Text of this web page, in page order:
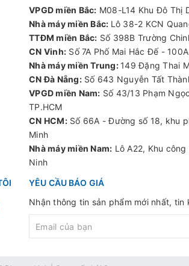
VPGD miền Bắc: M08-L14 Khu Đô Thị
Nhà máy miền Bắc: Lô 38-2 KCN
TTĐM miền Bắc: Số 398B Trường
CN Vinh: Số 7A Phố Mai Hắc Đế -
Nhà máy miền Trung: 149 Đặng Thai
CN Đà Nẵng:Số 643 Nguyễn Tất
VPGD miền Nam: Số 43/13 Phạm
TP.HCM
CN HCM:Số 66A - Đường số 18, khu
Minh
Nhà máy miền Nam: Lô A22, Khu
Ninh
YÊU CẦU BÁO GIÁ
Nhận thông tin sản phẩm mới nhất, tin